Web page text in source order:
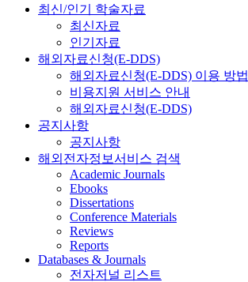
최신/인기 학술자료
최신자료
인기자료
해외자료신청(E-DDS)
해외자료신청(E-DDS) 이용 방법
비용지원 서비스 안내
해외자료신청(E-DDS)
공지사항
공지사항
해외전자정보서비스 검색
Academic Journals
Ebooks
Dissertations
Conference Materials
Reviews
Reports
Databases & Journals
전자저널 리스트